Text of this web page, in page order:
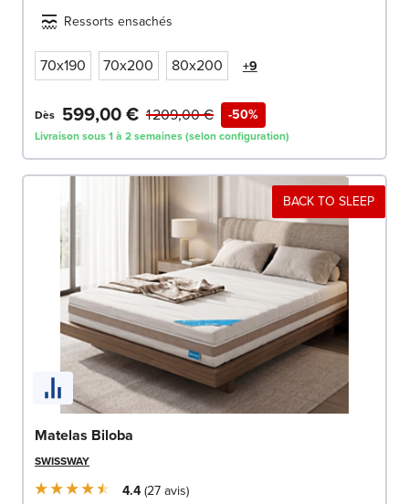
Ressorts ensachés
70x190 70x200 80x200 +9
Dès 599,00 € -50%
1 209,00 €
Livraison sous 1 à 2 semaines (selon configuration)
BACK TO SLEEP
Matelas Biloba
SWISSWAY
4.4 27avis